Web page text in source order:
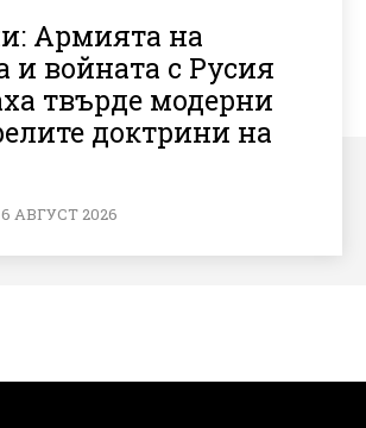
Армията на
и войната с Русия
твърде модерни
доктрини на
АВГУСТ 2026